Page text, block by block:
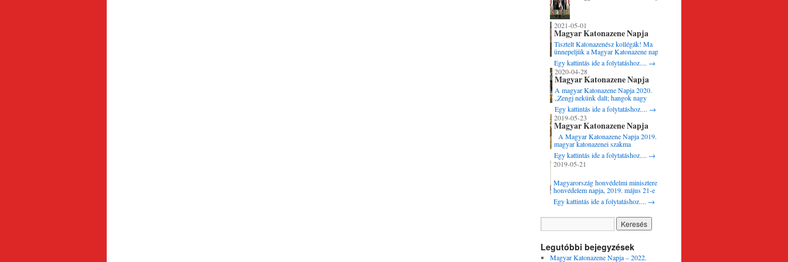
2021-05-01
Magyar Katonazene Napja
2021.
Tisztelt Katonazenész kollégák! Ma
ünnepeljük a Magyar Katonazene napját,
amely a kiváló katonakarmester és
világhírű zeneszerző Lehár Ferenc
születésnapjához kötődik. Ezen a jeles
ünnepnapon nagy tisztelettel köszöntök
minden aktív és nyugállományú
katonamuzsikust, zenészeket,
karmestereket és a mindennapi
munkánkat segítő munkatársainkat …
Egy kattintás ide a folytatáshoz.... →
2020-04-28
Magyar Katonazene Napja
2020.
A magyar Katonazene Napja 2020.
„Zengj nekünk dalt; hangok nagy
tanárja, És ha zengesz a múlt napiról,
Légyen hangod a vész zongorája,
Melyben a harc mennydörgése szól, S
árja közben a szilaj zenének Riadozzon
diadalmi
ének.”
Vörösmarty Mihály …
Egy kattintás ide a folytatáshoz.... →
2019-05-23
Magyar Katonazene Napja
2019.
A Magyar Katonazene Napja 2019. A
magyar katonazenei szakma
hagyományos keretek között ünnepelte
fegyvernemi napját, amelynek központi
rendezvénye az MH vitéz Szurmay
kezdődött. A laktanya szoborparkjában
Kovács István őrnagy, a
Hódmezővásárhely Helyőrségi Zenekar
karmestere osztotta …
Egy kattintás ide a folytatáshoz.... →
2019-05-21
Magyarország honvédelmi minisztere a
honvédelem napja, 2019. május 21-e
alkalmából a honvédelem egészét érintő
kiemelkedően eredményes munkája –
fenntartásának, a személyi állomány
kiképzésének, nevelésének és
kiemelkedő teljesítménye elismeréseként
Egressy Béni-díjat adományozott
Csizmadia …
Egy kattintás ide a folytatáshoz.... →
Legutóbbi bejegyzések
Magyar Katonazene Napja – 2022.